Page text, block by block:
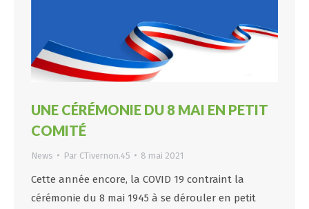
UNE CÉRÉMONIE DU 8 MAI EN PETIT
COMITÉ
News Par CTivernon.45 8 mai 2021
Cette année encore, la COVID 19 contraint la
cérémonie du 8 mai 1945 à se dérouler en petit